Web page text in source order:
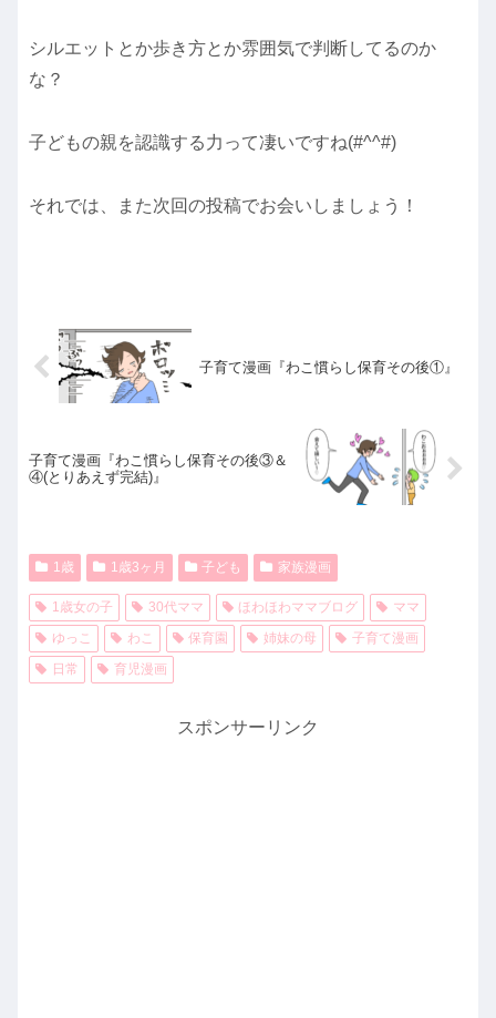
シルエットとか歩き方とか雰囲気で判断してるのか
な？
子どもの親を認識する力って凄いですね(#^^#)
それでは、また次回の投稿でお会いしましょう！
子育て漫画『わこ慣らし保育その後①』
子育て漫画『わこ慣らし保育その後③＆
④(とりあえず完結)』
1歳 1歳3ヶ月 子ども 家族漫画
1歳女の子 30代ママ ほわほわママブログ
ママ
ゆっこ
わこ 保育園 姉妹の母
子育て漫画
日常
育児漫画
スポンサーリンク